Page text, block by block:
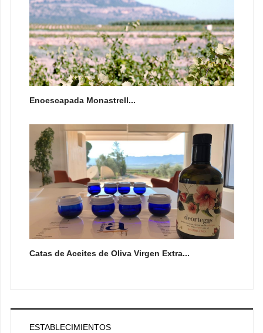
Enoescapada Monastrell...
Catas de Aceites de Oliva Virgen Extra...
ESTABLECIMIENTOS